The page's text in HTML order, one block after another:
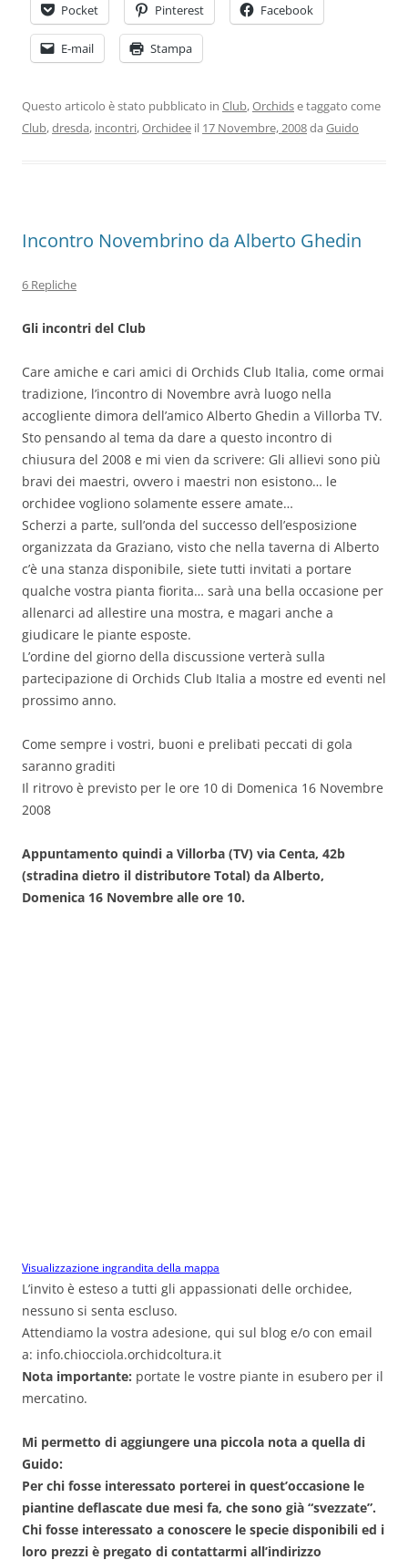
Pocket Pinterest Facebook
E-mail Stampa
Questo articolo è stato pubblicato in Club,Orchidse taggato come
Club,dresda, incontri,Orchidee il 17 Novembre, 2008da Guido
Incontro Novembrino da Alberto Ghedin
6 Repliche
Gli incontri del Club
Care amiche e cari amici di Orchids Club Italia, come ormai
tradizione, l’incontro di Novembre avrà luogo nella
accogliente dimora dell’amico Alberto Ghedin a Villorba TV.
Sto pensando al tema da dare a questo incontro di
chiusura del 2008 e mi vien da scrivere: Gli allievi sono più
bravi dei maestri, ovvero i maestri non esistono… le
orchidee vogliono solamente essere amate…
Scherzi a parte, sull’onda del successo dell’esposizione
organizzata da Graziano, visto che nella taverna di Alberto
c’è una stanza disponibile, siete tutti invitati a portare
qualche vostra pianta fiorita… sarà una bella occasione per
allenarci ad allestire una mostra, e magari anche a
giudicare le piante esposte.
L’ordine del giorno della discussione verterà sulla
partecipazione di Orchids Club Italia a mostre ed eventi nel
prossimo anno.
Come sempre i vostri, buoni e prelibati peccati di gola
saranno graditi
Il ritrovo è previsto per le ore 10 di Domenica 16 Novembre
2008
Appuntamento quindi a Villorba (TV) via Centa, 42b
(stradina dietro il distributore Total) da Alberto,
Domenica 16 Novembre alle ore 10.
Visualizzazione ingrandita della mappa
L’invito è esteso a tutti gli appassionati delle orchidee,
nessuno si senta escluso.
Attendiamo la vostra adesione, qui sul blog e/o con email
a: info.chiocciola.orchidcoltura.it
Nota importante: portate le vostre piante in esubero per il
mercatino.
Mi permetto di aggiungere una piccola nota a quella di
Guido:
Per chi fosse interessato porterei in quest’occasione le
piantine deflascate due mesi fa, che sono già “svezzate”.
Chi fosse interessato a conoscere le specie disponibili ed i
loro prezzi è pregato di contattarmi all’indirizzo